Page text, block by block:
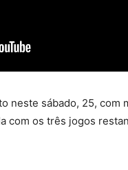
neste sábado, 25, com
com os três jogos